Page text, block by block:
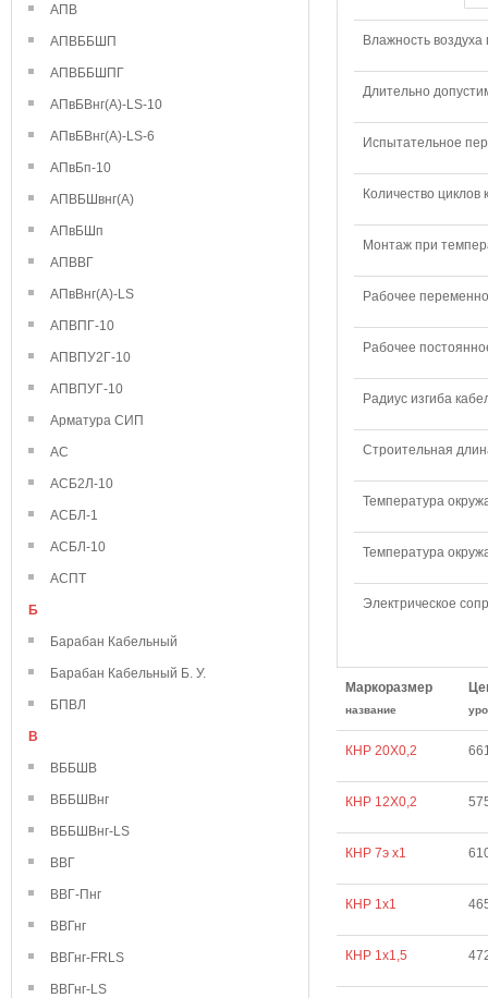
АПВ
АПВББШП
АПВББШПГ
АПвБВнг(А)-LS-10
АПвБВнг(А)-LS-6
АПвБп-10
АПВБШвнг(А)
АПвБШп
АПВВГ
АПвВнг(А)-LS
АПВПГ-10
АПВПУ2Г-10
АПВПУГ-10
Арматура СИП
АС
АСБ2Л-10
АСБЛ-1
АСБЛ-10
АСПТ
Б
Барабан Кабельный
Барабан Кабельный Б. У.
БПВЛ
В
ВББШВ
ВББШВнг
ВББШВнг-LS
ВВГ
ВВГ-Пнг
ВВГнг
ВВГнг-FRLS
ВВГнг-LS
Влажность воздуха
Длительно
Испытательное
Количество циклов
Монтаж при
Рабочее
Рабочее
Радиус изгиба
Строительная
Температура
Температура
Электрическое
Маркоразмер
название
КНР 20Х0,2
КНР 12Х0,2
КНР 7э х1
КНР 1х1
КНР 1х1,5